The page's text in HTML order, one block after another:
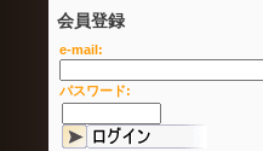
会員登録
e-mail:
パスワード: